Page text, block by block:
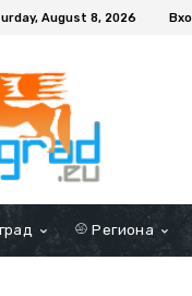
August 8, 2026
Региона